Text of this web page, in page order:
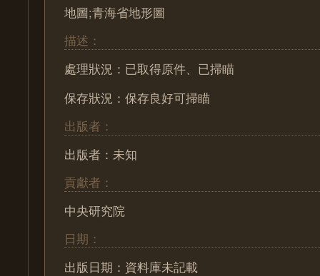
地圖;青海省地形圖
描述：
處理狀況：已取得原件、已掃瞄
保存狀況：保存良好可掃瞄
出版者：
出版者：未知
貢獻者：
中央研究院
日期：
出版日期：資料庫未記載